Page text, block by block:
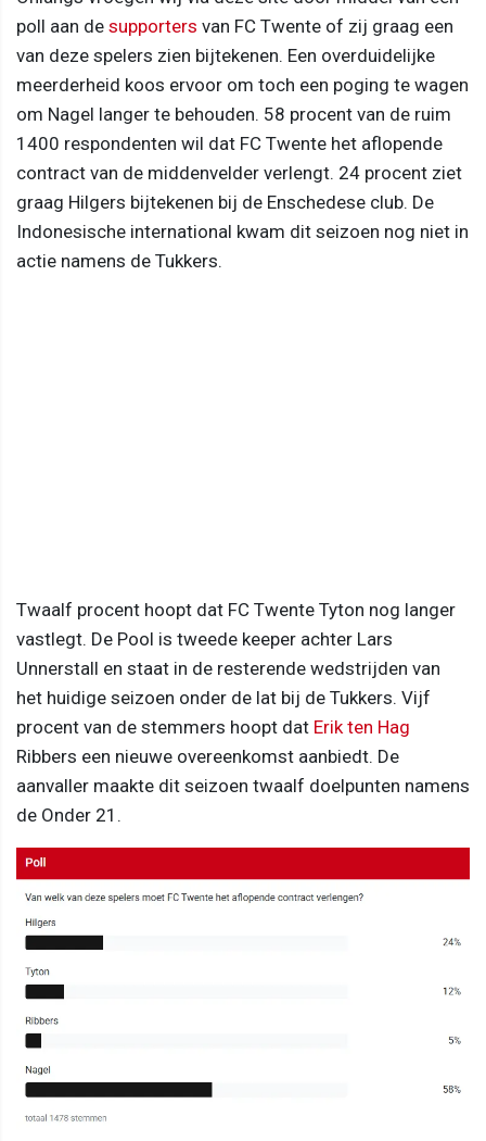
poll aan de supporters van FC Twente of zij graag een
van deze spelers zien bijtekenen. Een overduidelijke
meerderheid koos ervoor om toch een poging te wagen
om Nagel langer te behouden. 58 procent van de ruim
1400 respondenten wil dat FC Twente het aflopende
contract van de middenvelder verlengt. 24 procent ziet
graag Hilgers bijtekenen bij de Enschedese club. De
Indonesische international kwam dit seizoen nog niet in
actie namens de Tukkers.
Twaalf procent hoopt dat FC Twente Tyton nog langer
vastlegt. De Pool is tweede keeper achter Lars
Unnerstall en staat in de resterende wedstrijden van
het huidige seizoen onder de lat bij de Tukkers. Vijf
procent van de stemmers hoopt dat Erik ten Hag
Ribbers een nieuwe overeenkomst aanbiedt. De
aanvaller maakte dit seizoen twaalf doelpunten namens
de Onder 21.